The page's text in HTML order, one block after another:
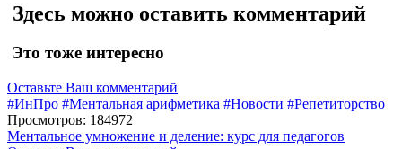
Здесь можно оставить комментарий
Это тоже интересно
Оставьте Ваш комментарий
#ИнПро #Ментальная арифметика #Новости #Репетиторство
Просмотров: 184972
Ментальное умножение и деление: курс для педагогов